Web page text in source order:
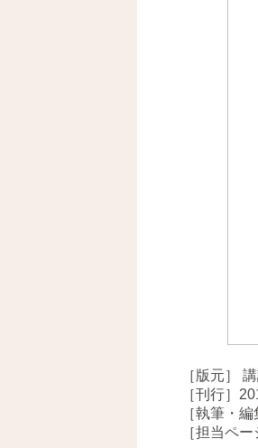
［版元］
［刊行］
［執筆・
［担当ペ